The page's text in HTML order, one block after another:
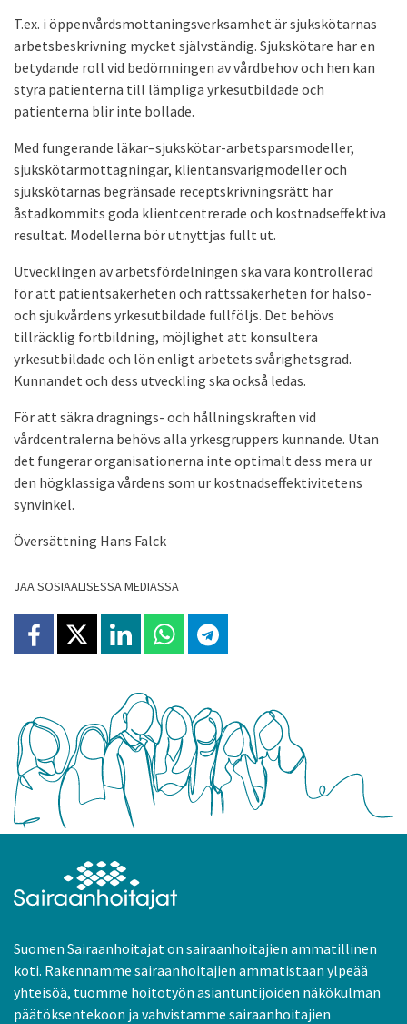
T.ex. i öppenvårdsmottaningsverksamhet är sjukskötarnas
arbetsbeskrivning mycket självständig. Sjukskötare har en
betydande roll vid bedömningen av vårdbehov och hen kan
styra patienterna till lämpliga yrkesutbildade och
patienterna blir inte bollade.
Med fungerande läkar–sjukskötar-arbetsparsmodeller,
sjukskötarmottagningar, klientansvarigmodeller och
sjukskötarnas begränsade receptskrivningsrätt har
åstadkommits goda klientcentrerade och kostnadseffektiva
resultat. Modellerna bör utnyttjas fullt ut.
Utvecklingen av arbetsfördelningen ska vara kontrollerad
för att patientsäkerheten och rättssäkerheten för hälso-
och sjukvårdens yrkesutbildade fullföljs. Det behövs
tillräcklig fortbildning, möjlighet att konsultera
yrkesutbildade och lön enligt arbetets svårighetsgrad.
Kunnandet och dess utveckling ska också ledas.
För att säkra dragnings- och hållningskraften vid
vårdcentralerna behövs alla yrkesgruppers kunnande. Utan
det fungerar organisationerna inte optimalt dess mera ur
den högklassiga vårdens som ur kostnadseffektivitetens
synvinkel.
Översättning Hans Falck
JAA SOSIAALISESSA MEDIASSA
Jaa Facebookissa
Jaa X:ssäJaa Linkedinissä
Jaa Whatsappissa
Jaa Telegramissa
Suomen Sairaanhoitajat on sairaanhoitajien ammatillinen
koti. Rakennamme sairaanhoitajien ammatistaan ylpeää
yhteisöä, tuomme hoitotyön asiantuntijoiden näkökulman
päätöksentekoon ja vahvistamme sairaanhoitajien